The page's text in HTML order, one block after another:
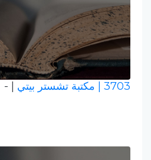
3703 | مكتبة تشستر بيتي | -